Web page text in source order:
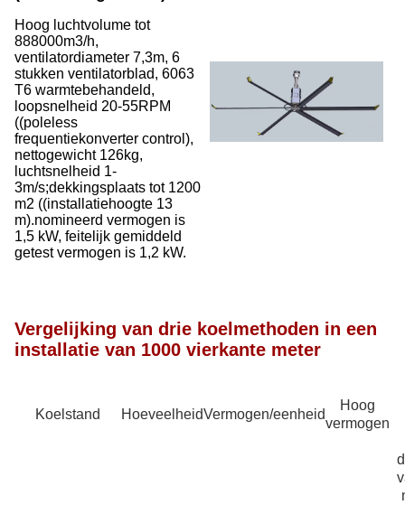
Hoog luchtvolume tot
888000m3/h,
ventilatordiameter 7,3m, 6
stukken ventilatorblad, 6063
T6 warmtebehandeld,
loopsnelheid 20-55RPM
((poleless
frequentiekonverter control),
nettogewicht 126kg,
luchtsnelheid 1-
3m/s;dekkingsplaats tot 1200
m2 ((installatiehoogte 13
m).nomineerd vermogen is
1,5 kW, feitelijk gemiddeld
getest vermogen is 1,2 kW.
Vergelijking van drie koelmethoden in een
installatie van 1000 vierkante meter
Koelstand HoeveelheidVermogen/eenheid
Hoog
vermogen